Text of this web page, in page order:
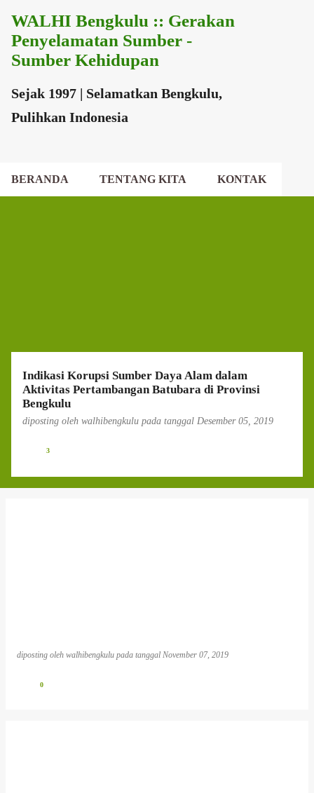
Langsung ke konten utama
WALHI Bengkulu :: Gerakan
Penyelamatan Sumber -
Sumber Kehidupan
Sejak 1997 | Selamatkan Bengkulu,
Pulihkan Indonesia
BERANDA TENTANG KITA KONTAK
Indikasi Korupsi Sumber Daya Alam dalam
Aktivitas Pertambangan Batubara di Provinsi
Bengkulu
diposting oleh walhibengkulu pada tanggal Desember 05, 2019
3
diposting oleh walhibengkulu pada tanggal November 07, 2019
0